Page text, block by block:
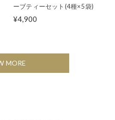
ーブティーセット(4種×5袋)
¥4,900
MORE